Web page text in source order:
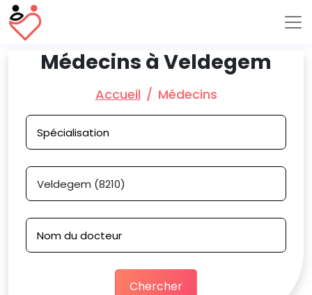
Médecins à Veldegem
Accueil Médecins
Chercher